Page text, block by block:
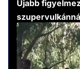
Újabb